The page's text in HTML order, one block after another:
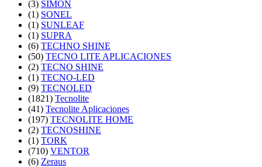
(3) SIMON
(1) SONEL
(1) SUNLEAF
(1) SUPRA
(6) TECHNO SHINE
(50) TECNO LITE APLICACIONES
(2) TECNO SHINE
(1) TECNO-LED
(9) TECNOLED
(1821) Tecnolite
(41) Tecnolite Aplicaciones
(197) TECNOLITE HOME
(2) TECNOSHINE
(1) TORK
(710) VENTOR
(6) Zeraus